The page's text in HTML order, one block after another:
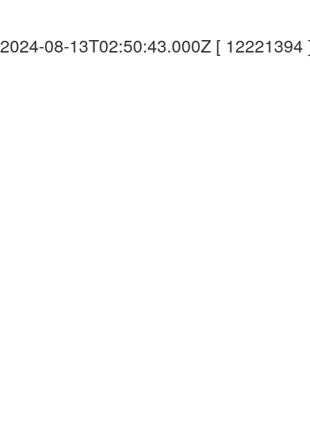
2024-08-13T02:50:43.000Z [ 12221394